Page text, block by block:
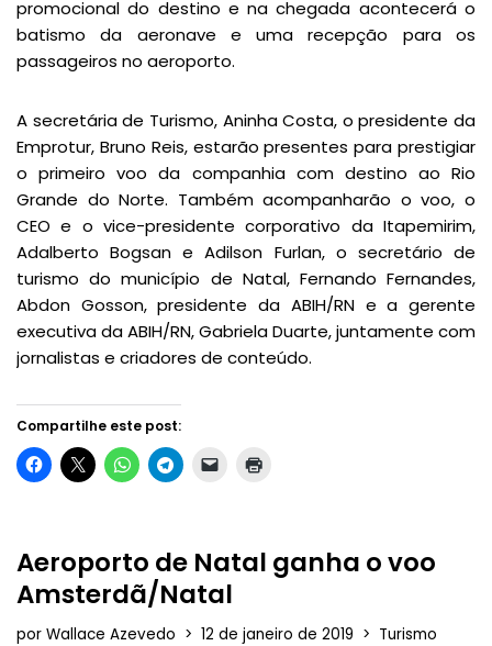
promocional do destino e na chegada acontecerá o
batismo da aeronave e uma recepção para os
passageiros no aeroporto.
A secretária de Turismo, Aninha Costa, o presidente da
Emprotur, Bruno Reis, estarão presentes para prestigiar
o primeiro voo da companhia com destino ao Rio
Grande do Norte. Também acompanharão o voo, o
CEO e o vice-presidente corporativo da Itapemirim,
Adalberto Bogsan e Adilson Furlan, o secretário de
turismo do município de Natal, Fernando Fernandes,
Abdon Gosson, presidente da ABIH/RN e a gerente
executiva da ABIH/RN, Gabriela Duarte, juntamente com
jornalistas e criadores de conteúdo.
Compartilhe este post:
Aeroporto de Natal ganha o voo
Amsterdã/Natal
por Wallace Azevedo 12 de janeiro de 2019 Turismo